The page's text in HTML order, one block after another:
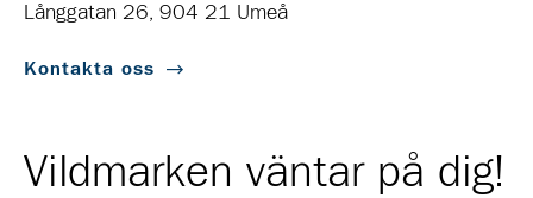
Långgatan 26, 904 21 Umeå
Kontakta oss
Vildmarken väntar på dig!